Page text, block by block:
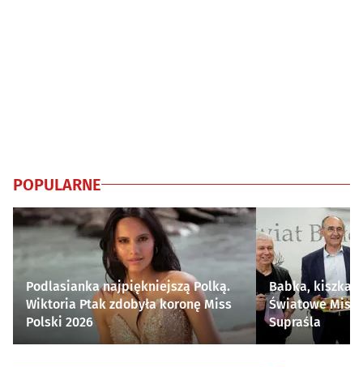
POPULARNE
Podlasianka najpiękniejszą Polką.
Wiktoria Ptak zdobyła koronę Miss
Polski 2026
Babka, kiszka i
Światowe
Supraśla